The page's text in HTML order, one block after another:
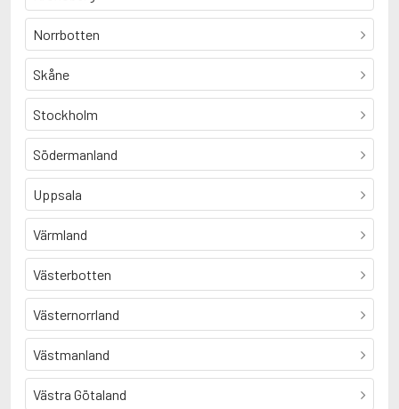
Norrbotten
Skåne
Stockholm
Södermanland
Uppsala
Värmland
Västerbotten
Västernorrland
Västmanland
Västra Götaland